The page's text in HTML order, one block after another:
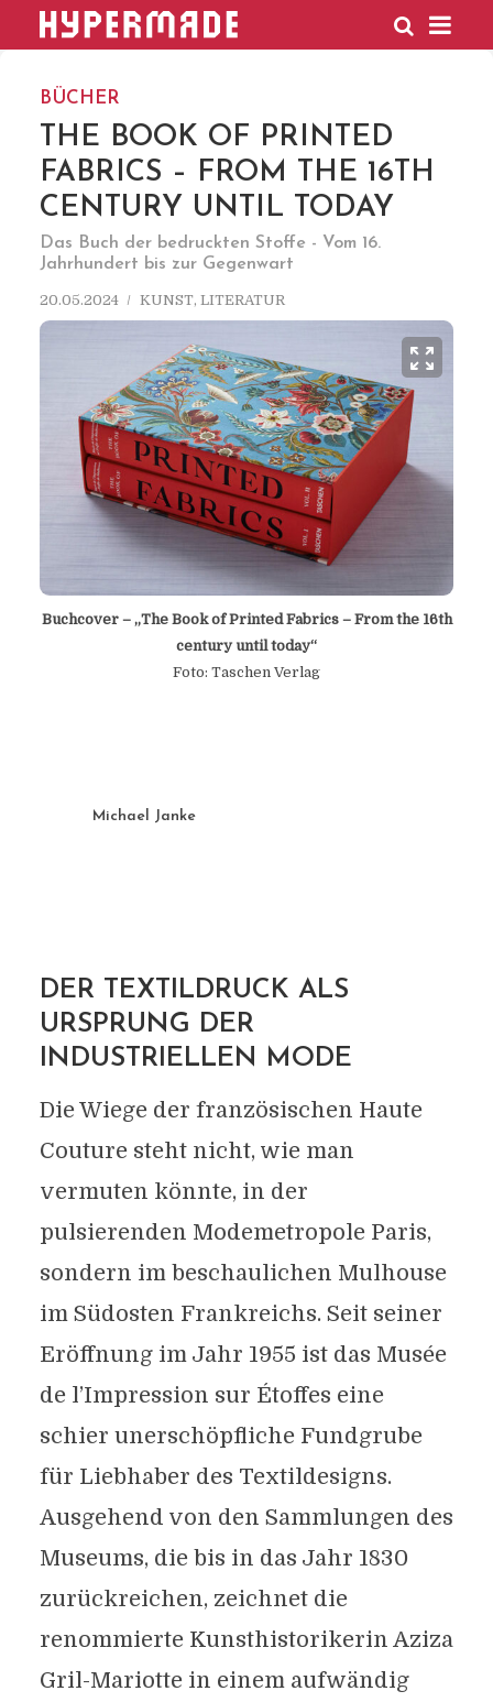
HYPERMADE
BÜCHER
THE BOOK OF PRINTED
FABRICS – FROM THE 16TH
CENTURY UNTIL TODAY
Das Buch der bedruckten Stoffe - Vom 16.
Jahrhundert bis zur Gegenwart
20.05.2024 KUNST, LITERATUR
Buchcover – „The Book of Printed Fabrics – From the 16th
century until today“
Foto: Taschen Verlag
Michael Janke
DER TEXTILDRUCK ALS
URSPRUNG DER
INDUSTRIELLEN MODE
Die Wiege der französischen Haute
Couture steht nicht, wie man
vermuten könnte, in der
pulsierenden Modemetropole Paris,
sondern im beschaulichen Mulhouse
im Südosten Frankreichs. Seit seiner
Eröffnung im Jahr 1955 ist das Musée
de l’Impression sur Étoffes eine
schier unerschöpfliche Fundgrube
für Liebhaber des Textildesigns.
Ausgehend von den Sammlungen des
Museums, die bis in das Jahr 1830
zurückreichen, zeichnet die
renommierte Kunsthistorikerin Aziza
Gril-Mariotte in einem aufwändig